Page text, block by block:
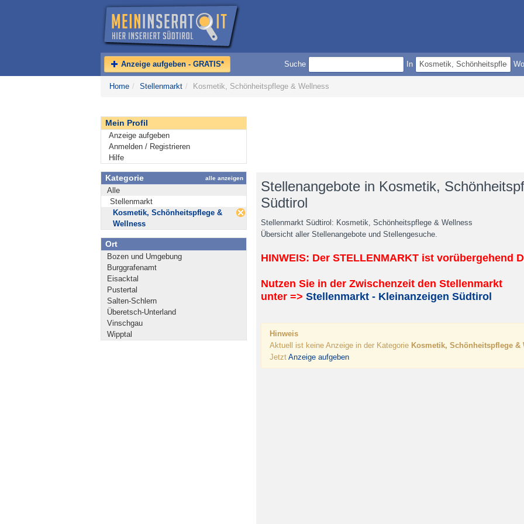
Anzeige aufgeben - GRATIS* Suche In Wo
Home / Stellenmarkt / Kosmetik, Schönheitspflege & Wellness
Mein Profil
Anzeige aufgeben
Anmelden / Registrieren
Hilfe
Kategorie alle anzeigen
Alle
Stellenmarkt
Kosmetik, Schönheitspflege &
Wellness
Ort
Bozen und Umgebung
Burggrafenamt
Eisacktal
Pustertal
Salten-Schlern
Überetsch-Unterland
Vinschgau
Wipptal
Stellenangebote in Kosmetik,
Südtirol
Stellenmarkt Südtirol: Kosmetik, Schönheitspflege & Wellness
Übersicht aller Stellenangebote und Stellengesuche.
HINWEIS: Der STELLENMARKT ist vorübergehend
Nutzen Sie in der Zwischenzeit den Stellenmarkt
unter => Stellenmarkt - Kleinanzeigen Südtirol
Hinweis
Aktuell ist keine Anzeige in der Kategorie Kosmetik, Schönheitspflege &
Jetzt Anzeige aufgeben